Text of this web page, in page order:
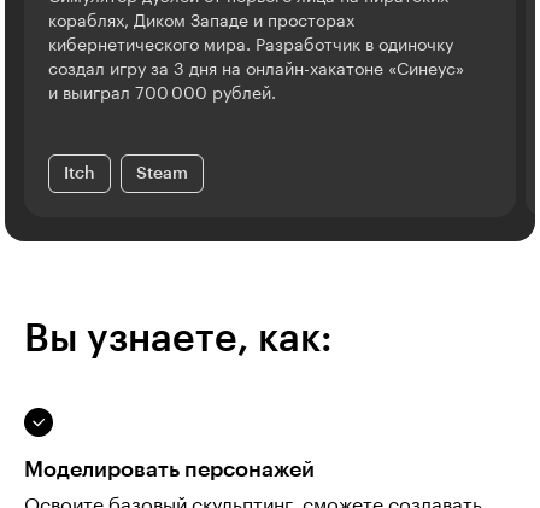
кораблях, Диком Западе и просторах
кибернетического мира. Разработчик в одиночку
создал игру за 3 дня на онлайн-хакатоне «Синеус»
и выиграл 700 000 рублей.
Itch Steam
Вы узнаете, как:
Моделировать персонажей